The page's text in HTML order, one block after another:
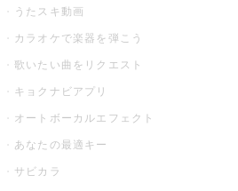
うたスキ動画
カラオケで楽器を弾こう
歌いたい曲をリクエスト
キョクナビアプリ
オートボーカルエフェクト
あなたの最適キー
サビカラ